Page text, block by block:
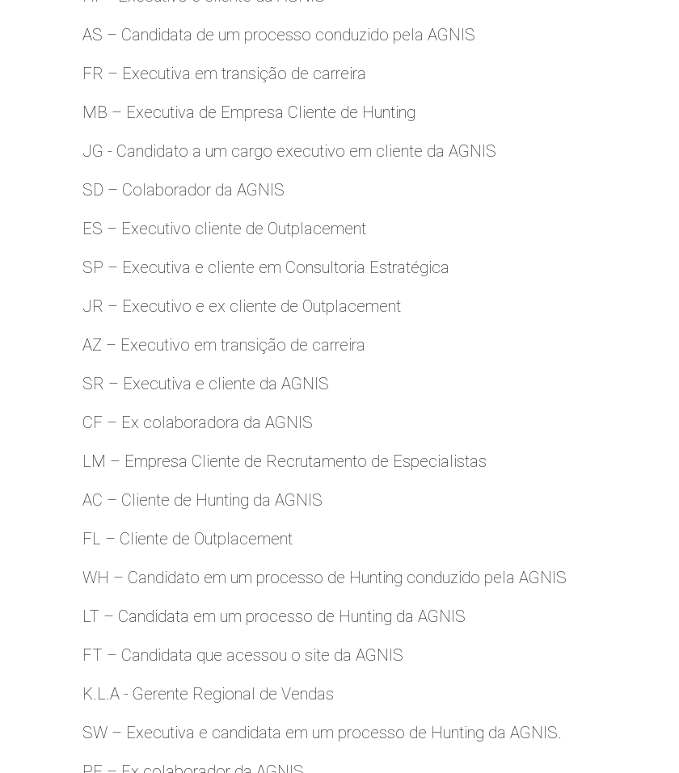
AS – Candidata de um processo conduzido pela AGNIS
FR – Executiva em transição de carreira
MB – Executiva de Empresa Cliente de Hunting
JG - Candidato a um cargo executivo em cliente da AGNIS
SD – Colaborador da AGNIS
ES – Executivo cliente de Outplacement
SP – Executiva e cliente em Consultoria Estratégica
JR – Executivo e ex cliente de Outplacement
AZ – Executivo em transição de carreira
SR – Executiva e cliente da AGNIS
CF – Ex colaboradora da AGNIS
LM – Empresa Cliente de Recrutamento de Especialistas
AC – Cliente de Hunting da AGNIS
FL – Cliente de Outplacement
WH – Candidato em um processo de Hunting conduzido pela AGNIS
LT – Candidata em um processo de Hunting da AGNIS
FT – Candidata que acessou o site da AGNIS
K.L.A - Gerente Regional de Vendas
SW – Executiva e candidata em um processo de Hunting da AGNIS.